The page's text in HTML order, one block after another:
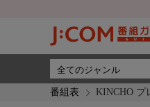
番組表 KINCHO プ